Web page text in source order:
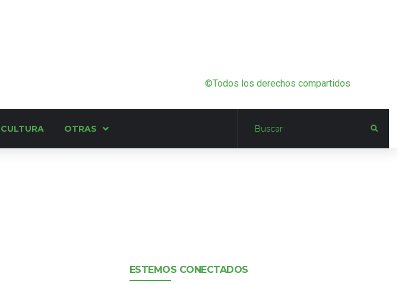
©Todos los derechos compartidos
CULTURA OTRAS
ESTEMOS CONECTADOS